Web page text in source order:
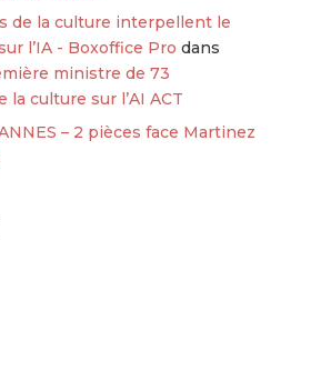
de la culture interpellent le
l’IA - Boxoffice Pro dans
ministre de 73
la culture sur l’AI ACT
– 2 pièces face Martinez